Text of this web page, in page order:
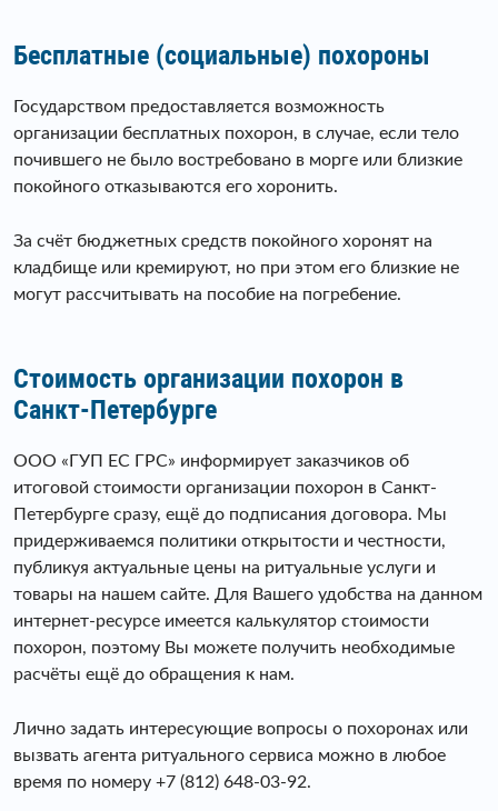
Бесплатные (социальные) похороны
Государством предоставляется возможность
организации бесплатных похорон, в случае, если тело
почившего не было востребовано в морге или близкие
покойного отказываются его хоронить.
За счëт бюджетных средств покойного хоронят на
кладбище или кремируют, но при этом его близкие не
могут рассчитывать на пособие на погребение.
Стоимость организации похорон в
Санкт-Петербурге
ООО «ГУП ЕС ГРС» информирует заказчиков об
итоговой стоимости организации похорон в Санкт-
Петербурге сразу, ещё до подписания договора. Мы
придерживаемся политики открытости и честности,
публикуя актуальные цены на ритуальные услуги и
товары на нашем сайте. Для Вашего удобства на данном
интернет-ресурсе имеется калькулятор стоимости
похорон, поэтому Вы можете получить необходимые
расчëты ещё до обращения к нам.
Лично задать интересующие вопросы о похоронах или
вызвать агента ритуального сервиса можно в любое
время по номеру +7 (812) 648-03-92.